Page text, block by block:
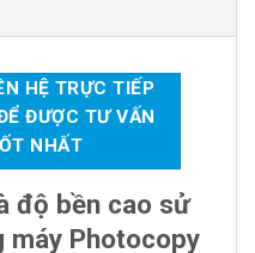
HỆ TRỰC TIẾP
ĐƯỢC TƯ VẤN
NHẤT
độ bền cao sử
máy Photocopy